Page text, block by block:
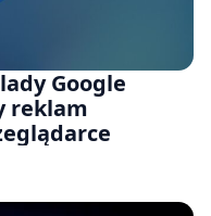
Google
reklam